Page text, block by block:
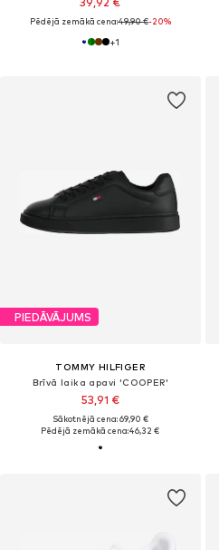
Pēdējā zemākā cena:49,90 €-20%
+1
PIEDĀVĀJUMS
TOMMY HILFIGER
Brīvā laika apavi 'COOPER'
53,91 €
Sākotnējā cena: 69,90 €
Pēdējā zemākā cena:46,32 €